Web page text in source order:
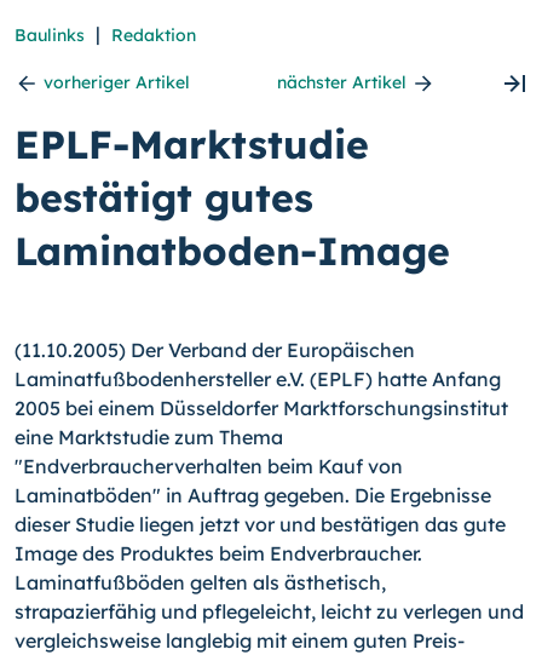
Baulinks | Redaktion
vorheriger Artikel nächster Artikel
EPLF-Marktstudie
bestätigt gutes
Laminatboden-Image
(11.10.2005) Der Verband der Europäischen
Laminatfußbodenhersteller e.V. (EPLF) hatte Anfang
2005 bei einem Düsseldorfer Marktforschungsinstitut
eine Marktstudie zum Thema
"Endverbraucherverhalten beim Kauf von
Laminatböden" in Auftrag gegeben. Die Ergebnisse
dieser Studie liegen jetzt vor und bestätigen das gute
Image des Produktes beim Endverbraucher.
Laminatfußböden gelten als ästhetisch,
strapazierfähig und pflegeleicht, leicht zu verlegen und
vergleichsweise langlebig mit einem guten Preis-